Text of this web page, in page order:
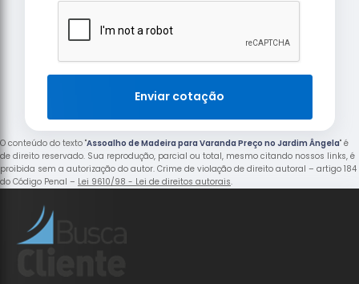
Enviar cotação
O conteúdo do texto "Assoalho de Madeira para Varanda Preço no Jardim Ângela" é
de direito reservado. Sua reprodução, parcial ou total, mesmo citando nossos links, é
proibida sem a autorização do autor. Crime de violação de direito autoral – artigo 184
do Código Penal – Lei 9610/98 - Lei de direitos autorais.